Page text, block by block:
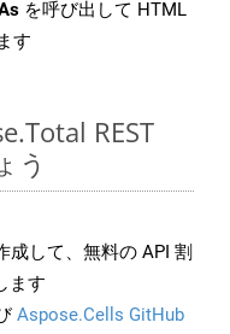
を呼び出して HTML
す
REST
う
成して、無料の API 割
ます
Aspose.Cells GitHub